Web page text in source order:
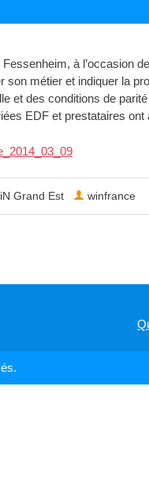
à l’occasion
son métier et indiquer la
et des conditions de
EDF et prestataires
Grand Est winfrance